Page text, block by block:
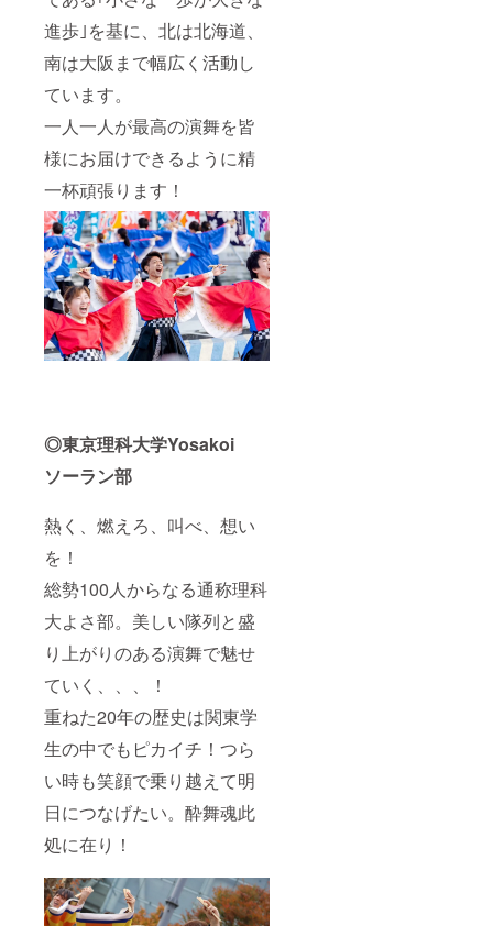
進歩｣を基に、北は北海道、
南は大阪まで幅広く活動し
ています。
一人一人が最高の演舞を皆
様にお届けできるように精
一杯頑張ります！
◎東京理科大学Yosakoi
ソーラン部
熱く、燃えろ、叫べ、想い
を！
総勢100人からなる通称理科
大よさ部。美しい隊列と盛
り上がりのある演舞で魅せ
ていく、、、！
重ねた20年の歴史は関東学
生の中でもピカイチ！つら
い時も笑顔で乗り越えて明
日につなげたい。酔舞魂此
処に在り！